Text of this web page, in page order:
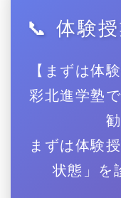
📞 体験
【まずは体
彩北進学塾
まずは体験
状態」を